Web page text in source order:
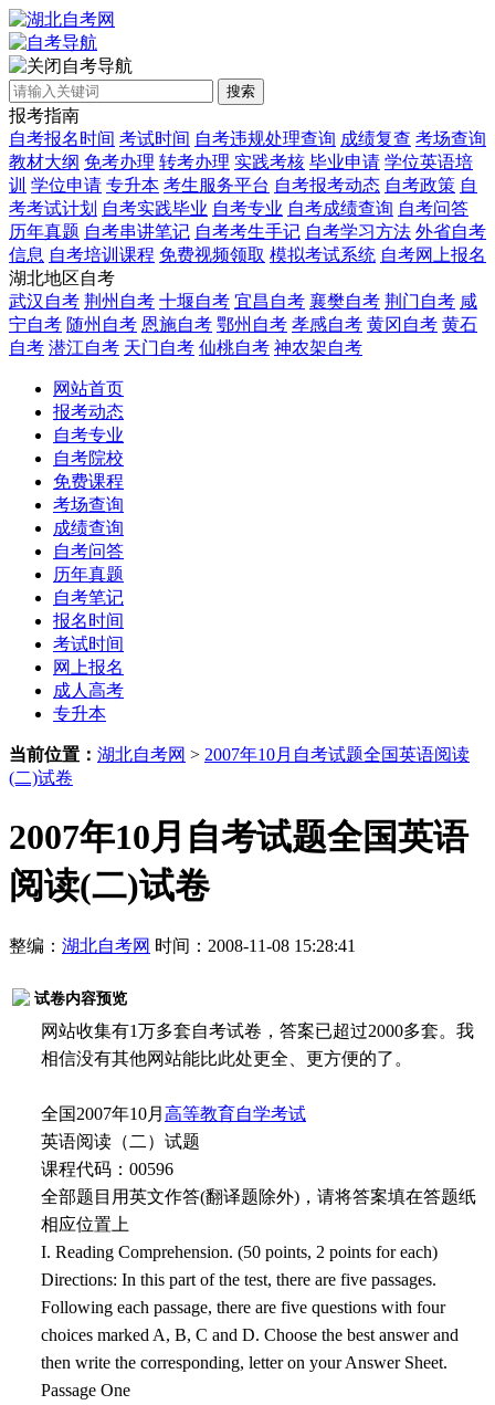
自考导航
搜索
报考指南
自考报名时间 考试时间 自考违规处理查询 成绩复查 考场查询
教材大纲 免考办理 转考办理 实践考核 毕业申请 学位英语培
训 学位申请 专升本 考生服务平台 自考报考动态 自考政策 自
考考试计划 自考实践毕业 自考专业 自考成绩查询 自考问答
历年真题 自考串讲笔记 自考考生手记 自考学习方法 外省自考
信息 自考培训课程 免费视频领取 模拟考试系统 自考网上报名
湖北地区自考
武汉自考 荆州自考 十堰自考 宜昌自考 襄樊自考 荆门自考 咸
宁自考 随州自考 恩施自考 鄂州自考 孝感自考 黄冈自考 黄石
自考 潜江自考 天门自考 仙桃自考 神农架自考
网站首页
报考动态
自考专业
自考院校
免费课程
考场查询
成绩查询
自考问答
历年真题
自考笔记
报名时间
考试时间
网上报名
成人高考
专升本
当前位置： 湖北自考网 > 2007年10月自考试题全国英语阅读
(二)试卷
2007年10月自考试题全国英语
阅读(二)试卷
整编： 湖北自考网 时间：2008-11-08 15:28:41
试卷内容预览
网站收集有1万多套自考试卷，答案已超过2000多套。我
相信没有其他网站能比此处更全、更方便的了。
全国2007年10月 高等教育自学考试
英语阅读（二）试题
课程代码：00596
全部题目用英文作答(翻译题除外)，请将答案填在答题纸
相应位置上
I. Reading Comprehension. (50 points, 2 points for each)
Directions: In this part of the test, there are five passages.
Following each passage, there are five questions with four
choices marked A, B, C and D. Choose the best answer and
then write the corresponding, letter on your Answer Sheet.
Passage One